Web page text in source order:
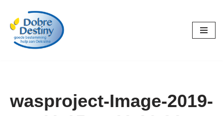
Ga
naar
wasproject-Image-2019-